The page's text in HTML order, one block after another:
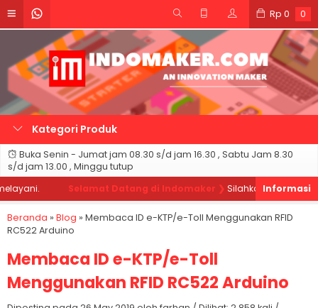
Rp 0 0
Kategori Produk
Buka Senin - Jumat jam 08.30 s/d jam 16.30 , Sabtu Jam 8.30
s/d jam 13.00 , Minggu tutup
Selamat Datang di Indomaker ❯Silahkan pesan produk
Beranda » Blog » Membaca ID e-KTP/e-Toll Menggunakan RFID
RC522 Arduino
Membaca ID e-KTP/e-Toll
Menggunakan RFID RC522 Arduino